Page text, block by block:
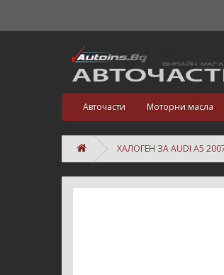
Авточасти Моторни масла
ХАЛОГЕН ЗА AUDI A5